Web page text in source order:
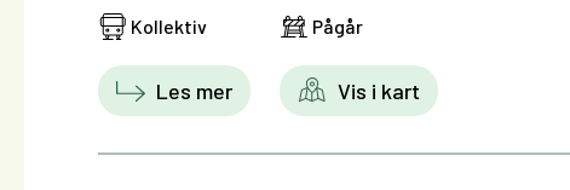
Kollektiv Pågår
Les mer Vis i kart